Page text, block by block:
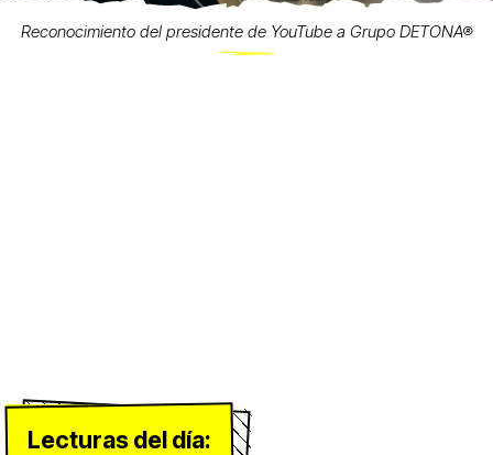
Reconocimiento del presidente de YouTube a Grupo DETONA®
Lecturas del día: